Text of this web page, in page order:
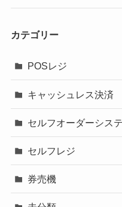
カテゴリー
POSレジ
キャッシュレス決済
セルフオーダーシス
セルフレジ
券売機